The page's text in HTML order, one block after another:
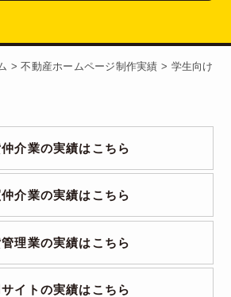
>不動産ホームページ制作実績 > 学生向け
介業の実績はこちら
介業の実績はこちら
理業の実績はこちら
イトの実績はこちら